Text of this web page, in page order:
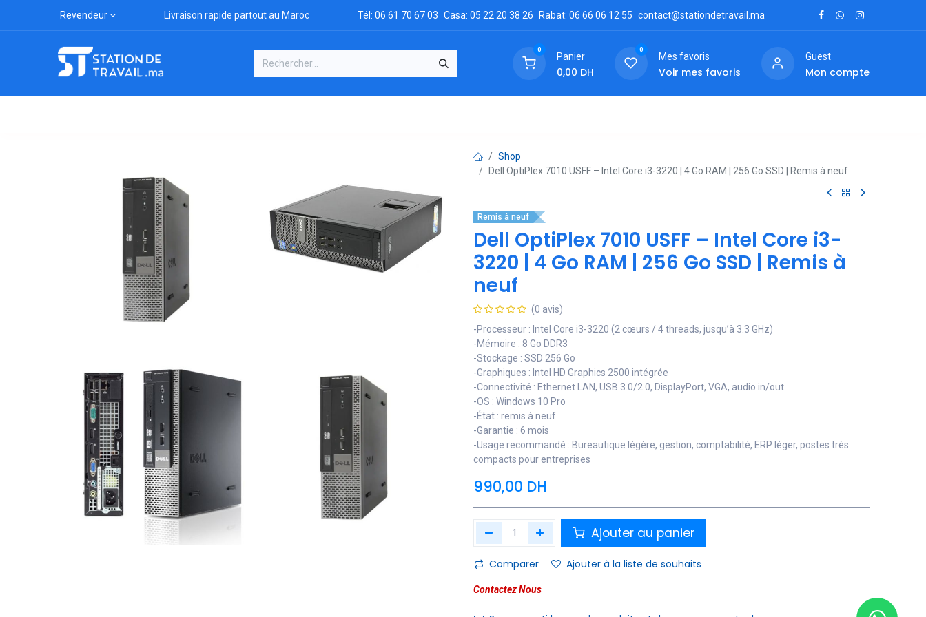
Revendeur Livraison rapide partout au Maroc Tél: 06 61 70 67 03 Casa: 05 22 20 38 26 Rabat: 06 66 06 12 55 contact@stationdetravail.ma
0
Panier
0,00 DH
0
Mes favoris
Voir mes favoris
Guest
Mon compte
Shop
Dell OptiPlex 7010 USFF – Intel Core i3-3220 | 4 Go RAM | 256 Go SSD | Remis à neuf
Remis à neuf
Dell OptiPlex 7010 USFF – Intel Core i3-
3220 | 4 Go RAM | 256 Go SSD | Remis à
neuf
(0 avis)
-Processeur : Intel Core i3-3220 (2 cœurs / 4 threads, jusqu’à 3.3 GHz)
-Mémoire : 8 Go DDR3
-Stockage : SSD 256 Go
-Graphiques : Intel HD Graphics 2500 intégrée
-Connectivité : Ethernet LAN, USB 3.0/2.0, DisplayPort, VGA, audio in/out
-OS : Windows 10 Pro
-État : remis à neuf
-Garantie : 6 mois
-Usage recommandé : Bureautique légère, gestion, comptabilité, ERP léger, postes très
compacts pour entreprises
990,00 DH
Ajouter au panier
Comparer Ajouter à la liste de souhaits
Contactez Nous